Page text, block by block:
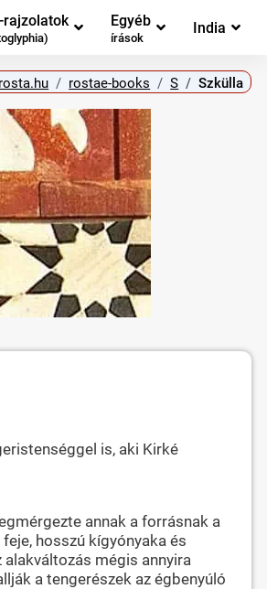
rajzolatok Egyéb
írások
India
rostae-books S Szkülla
is, aki Kirké
annak a forrásnak a
hosszú kígyónyaka és
mégis annyira
a tengerészek az égbenyúló